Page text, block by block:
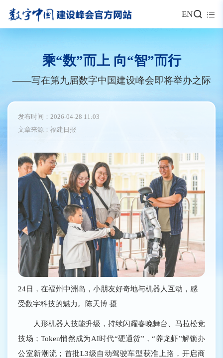
EN
乘“数”而上 向“智”而行
——写在第九届数字中国建设峰会即将举办之际
发布时间：2026-04-28 11:03
文章来源：福建日报
24日，在福州中洲岛，小朋友好奇地与机器人互动，感
受数字科技的魅力。陈天博 摄
人形机器人技能升级，持续闪耀春晚舞台、马拉松竞
技场；Token悄然成为AI时代“硬通货”，“养龙虾”解锁办
公室新潮流；首批L3级自动驾驶车型获准上路，开启商